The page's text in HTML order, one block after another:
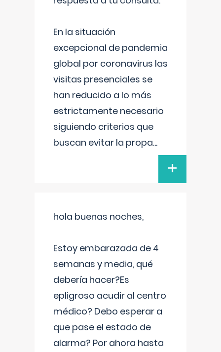
En la situación
excepcional de pandemia
global por coronavirus las
visitas presenciales se
han reducido a lo más
estrictamente necesario
siguiendo criterios que
buscan evitar la propa...
+
hola buenas noches,
Estoy embarazada de 4
semanas y media, qué
debería hacer?Es
epligroso acudir al centro
médico? Debo esperar a
que pase el estado de
alarma? Por ahora hasta